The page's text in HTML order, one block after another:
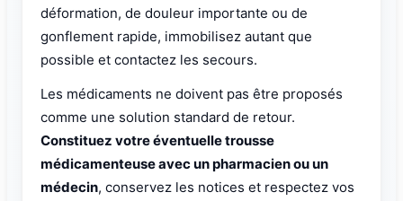
déformation, de douleur importante ou de
gonflement rapide, immobilisez autant que
possible et contactez les secours.
Les médicaments ne doivent pas être proposés
comme une solution standard de retour.
Constituez votre éventuelle trousse
médicamenteuse avec un pharmacien ou un
médecin, conservez les notices et respectez vos